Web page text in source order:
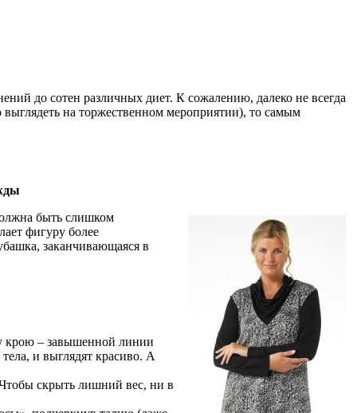
до сотен различных диет. К сожалению, далеко не всегда
на торжественном мероприятии), то самым
быть слишком
фигуру более
заканчивающаяся в
крою – завышенной линии
и выглядят красиво. А
скрыть лишний вес, ни в